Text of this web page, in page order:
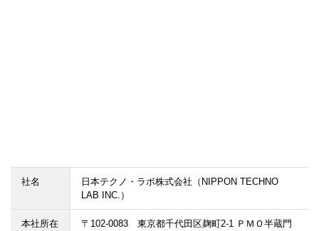
社名
日本テクノ・ラボ株式会社（NIPPON TECHNO
LAB INC.）
本社所在
〒102-0083 東京都千代田区麹町2-1 ＰＭＯ半蔵門